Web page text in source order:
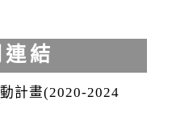
結
計畫(2020-2024